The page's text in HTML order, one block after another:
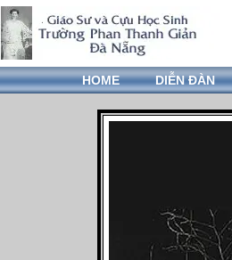
HOME DIỄN ĐÀN